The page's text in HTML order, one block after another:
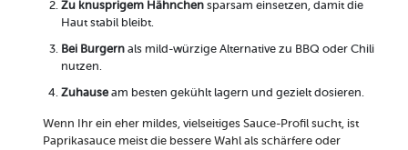
Zu knusprigem Hähnchensparsam einsetzen, damit die
Haut stabil bleibt.
Bei Burgernals mild-würzige Alternative zu BBQ oder Chili
nutzen.
Zuhauseam besten gekühlt lagern und gezielt dosieren.
Wenn Ihr ein eher mildes, vielseitiges Sauce-Profil sucht, ist
Paprikasauce meist die bessere Wahl als schärfere oder